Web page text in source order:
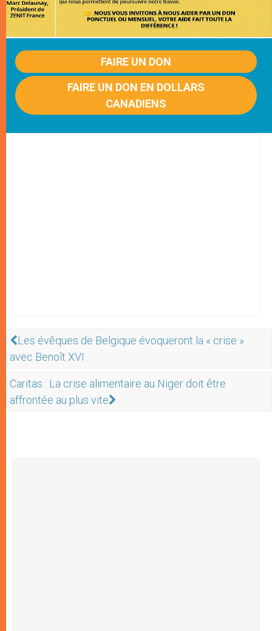
FAIRE UN DON
FAIRE UN DON EN DOLLARS
CANADIENS
Les évêques de Belgique évoqueront la « crise »
avec Benoît XVI
Caritas : La crise alimentaire au Niger doit être
affrontée au plus vite